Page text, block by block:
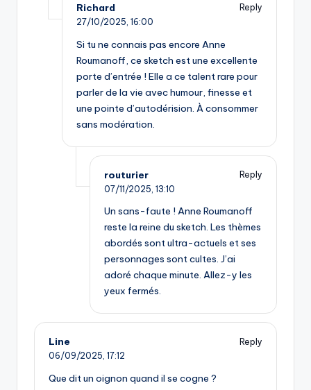
Richard
Reply
27/10/2025, 16:00
Si tu ne connais pas encore Anne
Roumanoff, ce sketch est une excellente
porte d’entrée ! Elle a ce talent rare pour
parler de la vie avec humour, finesse et
une pointe d’autodérision. À consommer
sans modération.
routurier
Reply
07/11/2025, 13:10
Un sans-faute ! Anne Roumanoff
reste la reine du sketch. Les thèmes
abordés sont ultra-actuels et ses
personnages sont cultes. J’ai
adoré chaque minute. Allez-y les
yeux fermés.
Line
Reply
06/09/2025, 17:12
Que dit un oignon quand il se cogne ?